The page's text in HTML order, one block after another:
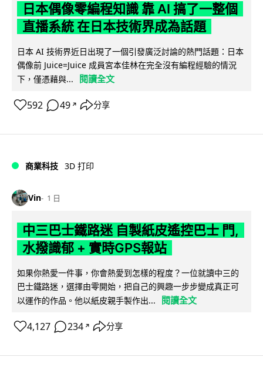
日本偶像零編程知識 靠 AI 搞了一整個
直播系統 在日本技術界成為話題
日本 AI 技術界近日出現了一個引發廣泛討論的熱門話題：日本
偶像前 Juice=Juice 成員宮本佳林在完全沒有編程經驗的情況
下，僅憑藉與...
閱讀全文
592 49 ↗ 分享
商業科技 3D 打印
Vin 1 日
中三巴士鐵路迷 自製紙皮遙控巴士 門,
水撥識郁 + 實時GPS報站
如果你熱愛一件事，你會熱愛到怎樣的程度？一位就讀中三的
巴士鐵路迷，選擇由零開始，把自己的興趣一步步變成真正可
以運作的作品。他以紙皮親手製作出...
閱讀全文
4,127 234 ↗ 分享